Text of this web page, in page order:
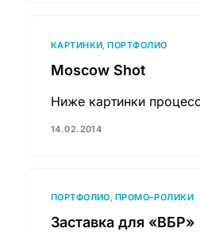
КАРТИНКИ ,ПОРТФОЛИО
Moscow Shot
Ниже картинки
14.02.2014
ПОРТФОЛИО, ПРОМО–РОЛИКИ
Заставка для «ВБР»